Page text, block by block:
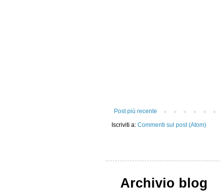
Post più recente
Iscriviti a: Commenti sul post (Atom)
Archivio blog